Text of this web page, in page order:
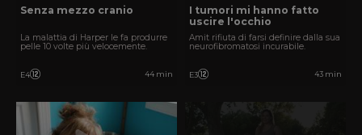
Senza mezzo cranio
La malattia di Harper le fa produrre
pelle 10 volte più velocemente.
E4 44 min
I tumori mi hanno fatto
uscire l'occhio
Amit rifiuta di farsi definire dalla sua
neurofibromatosi incurabile.
E3 43 min